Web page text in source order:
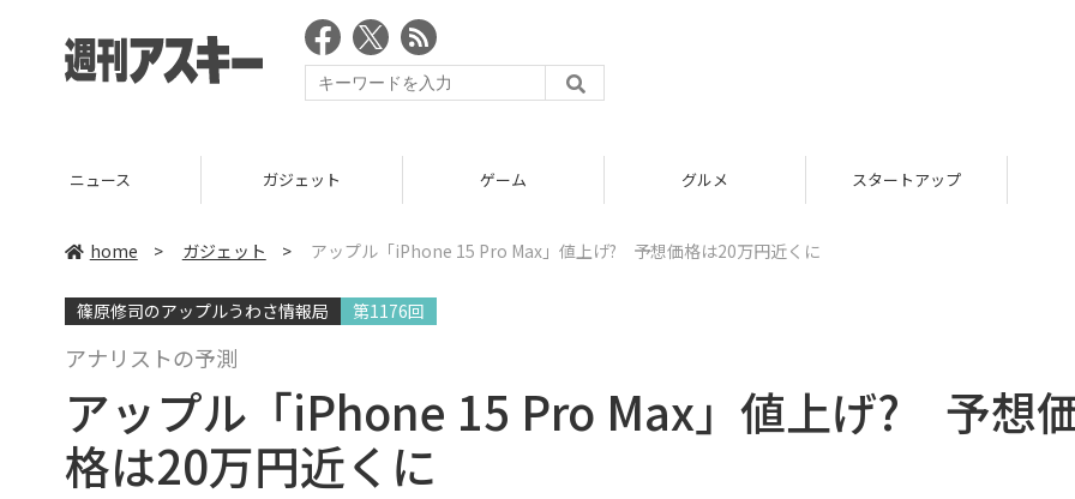
ニュース ガジェット ゲーム グルメ スタートアップ
home > ガジェット > アップル「iPhone 15 Pro Max」値上げ? 予想価格は20万円近くに
篠原修司のアップルうわさ情報局 第1176回
アナリストの予測
アップル「iPhone 15 Pro Max」値上げ? 予想
格は20万円近くに